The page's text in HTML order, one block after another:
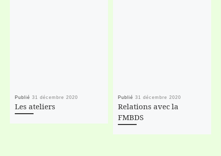
Publié31 décembre 2020
Les ateliers
Publié31 décembre 2020
Relations avec la
FMBDS